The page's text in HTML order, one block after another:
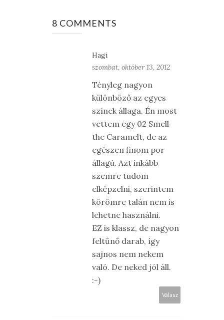
8 COMMENTS
Hagi
szombat, október 13, 2012
Tényleg nagyon
különböző az egyes
színek állaga. Én most
vettem egy 02 Smell
the Caramelt, de az
egészen finom por
állagú. Azt inkább
szemre tudom
elképzelni, szerintem
körömre talán nem is
lehetne használni.
EZ is klassz, de nagyon
feltűnő darab, így
sajnos nem nekem
való. De neked jól áll.
:-)
Válasz